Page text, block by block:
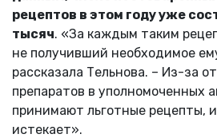
рецептов в этом году уже
тысяч. «За каждым таким
не получивший необходимое
рассказала Тельнова. – Из-за
препаратов в уполномоченных
принимают льготные рецепты,
истекает».